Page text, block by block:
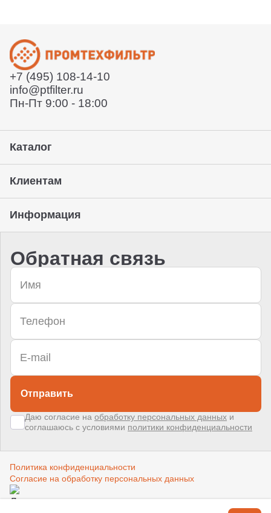
Отправит заказ курьерской службой или вы сможете
забрать его с нашего склада (самовывоз)
Предоставление гарантии, подписание закрывающих
документов
+7 (495) 108-14-10
info@ptfilter.ru
Пн-Пт 9:00 - 18:00
Каталог
Клиентам
Информация
Политика конфиденциальности
Согласие на обработку персональных данных
Обратная связь
Отправить
Даю согласие на обработку персональных данных и
соглашаюсь с условиями политики конфиденциальности